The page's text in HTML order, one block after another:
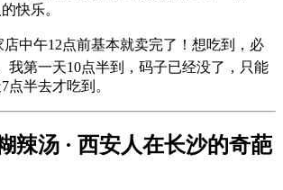
快乐。
店中午12点前基本就卖完了！想吃到，必
我第一天10点半到，码子已经没了，只能
点半去才吃到。
辣汤 · 西安人在长沙的奇葩